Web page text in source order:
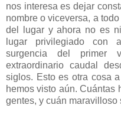
nos interesa es dejar
nombre o viceversa, a
del lugar y ahora no es
lugar privilegiado con
surgencia del primer
extraordinario caudal
siglos. Esto es otra cosa
hemos visto aún. Cuántas
gentes, y cuán maravilloso